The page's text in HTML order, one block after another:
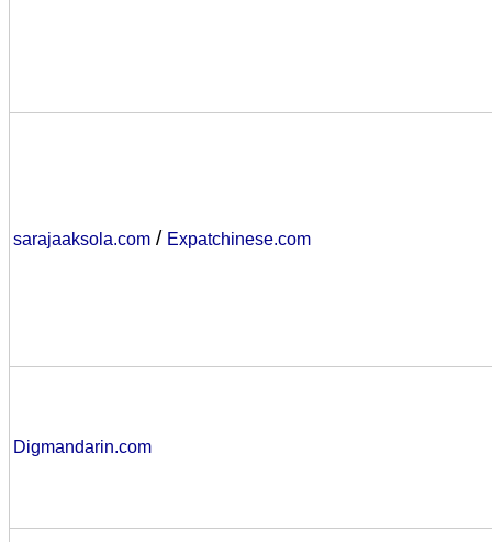
sarajaaksola.com / Expatchinese.com
Digmandarin.com